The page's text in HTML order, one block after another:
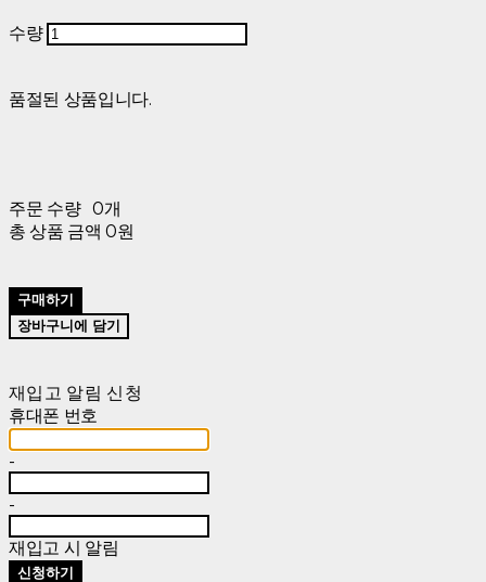
수량
품절된 상품입니다.
주문 수량 0개
총 상품 금액 0원
구매하기
장바구니에 담기
재입고 알림 신청
휴대폰 번호
-
-
재입고 시 알림
신청하기